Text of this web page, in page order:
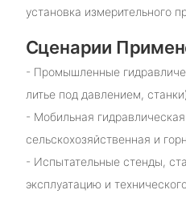
установка измерительного
Сценарии
- Промышленные
литье под давлением, станки).
- Мобильная
сельскохозяйственная и
- Испытательные стенды,
эксплуатацию и